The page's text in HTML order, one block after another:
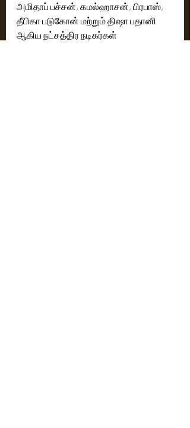
அமிதாப் பச்சன், கமல்ஹாசன், பிரபாஸ்,
தீபிகா படுகோன் மற்றும் திஷா பதானி
ஆகிய நட்சத்திர நடிகர்கள்